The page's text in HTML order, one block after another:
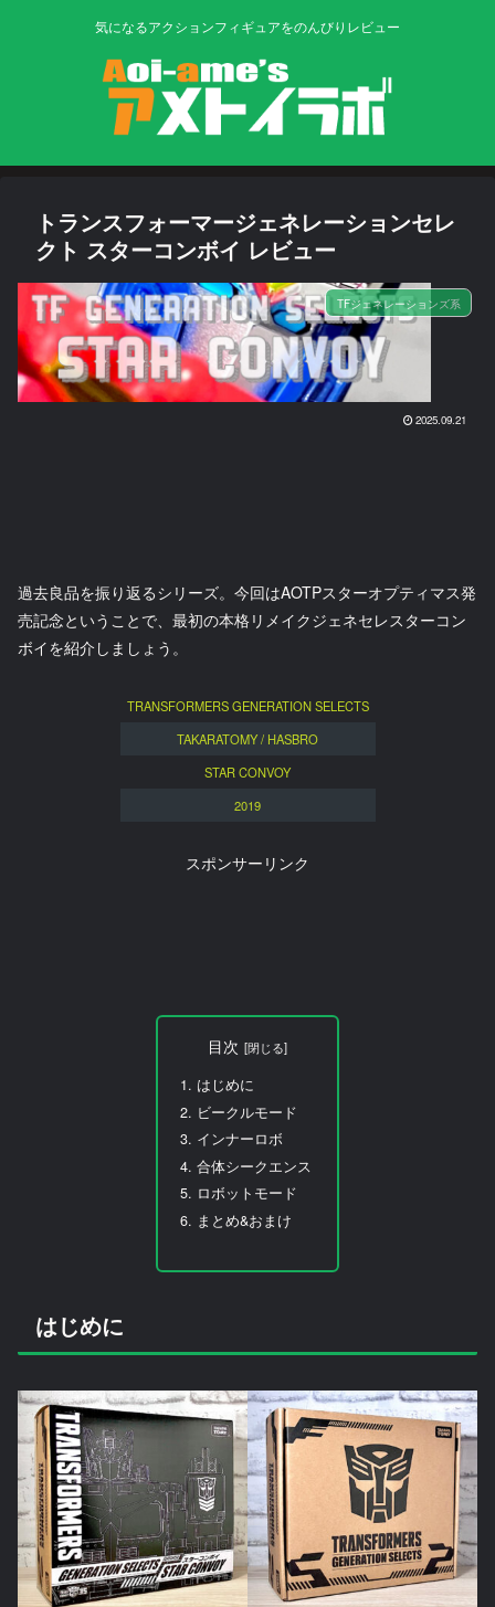
気になるアクションフィギュアをのんびりレビュー
トランスフォーマージェネレーションセレ
クト スターコンボイ レビュー
TFジェネレーションズ系
2025.09.21
過去良品を振り返るシリーズ。今回はAOTPスターオプティマス発
売記念ということで、最初の本格リメイクジェネセレスターコン
ボイを紹介しましょう。
TRANSFORMERS GENERATION SELECTS
TAKARATOMY / HASBRO
STAR CONVOY
2019
スポンサーリンク
目次
はじめに
ビークルモード
インナーロボ
合体シークエンス
ロボットモード
まとめ&おまけ
はじめに